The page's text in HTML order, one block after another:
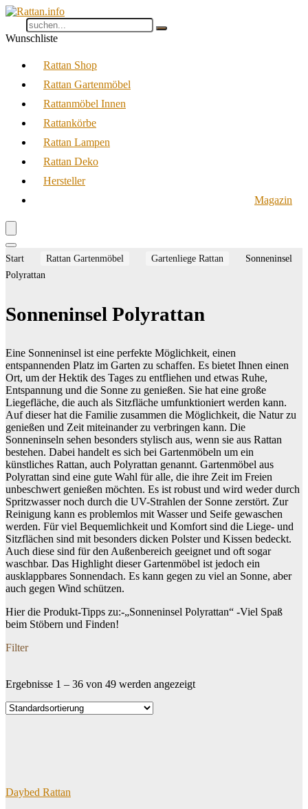
Wunschliste
Rattan Shop
Rattan Gartenmöbel
Rattanmöbel Innen
Rattankörbe
Rattan Lampen
Rattan Deko
Hersteller
Magazin
Start Rattan Gartenmöbel Gartenliege Rattan
Sonneninsel
Polyrattan
Sonneninsel Polyrattan
Eine Sonneninsel ist eine perfekte Möglichkeit, einen
entspannenden Platz im Garten zu schaffen. Es bietet Ihnen einen
Ort, um der Hektik des Tages zu entfliehen und etwas Ruhe,
Entspannung und die Sonne zu genießen. Sie hat eine große
Liegefläche, die auch als Sitzfläche umfunktioniert werden kann.
Auf dieser hat die Familie zusammen die Möglichkeit, die Natur zu
genießen und Zeit miteinander zu verbringen kann. Die
Sonneninseln sehen besonders stylisch aus, wenn sie aus Rattan
bestehen. Dabei handelt es sich bei Gartenmöbeln um ein
künstliches Rattan, auch Polyrattan genannt. Gartenmöbel aus
Polyrattan sind eine gute Wahl für alle, die ihre Zeit im Freien
unbeschwert genießen möchten. Es ist robust und wird weder durch
Spritzwasser noch durch die UV-Strahlen der Sonne zerstört. Zur
Reinigung kann es problemlos mit Wasser und Seife gewaschen
werden. Für viel Bequemlichkeit und Komfort sind die Liege- und
Sitzflächen sind mit besonders dicken Polster und Kissen bedeckt.
Auch diese sind für den Außenbereich geeignet und oft sogar
waschbar. Das Highlight dieser Gartenmöbel ist jedoch ein
ausklappbares Sonnendach. Es kann gegen zu viel an Sonne, aber
auch gegen Wind schützen.
Hier die Produkt-Tipps zu:-„Sonneninsel Polyrattan“ -Viel Spaß
beim Stöbern und Finden!
Filter
Dein Budget
Price filter
Ergebnisse 1 – 36 von 49 werden angezeigt
Daybed Rattan